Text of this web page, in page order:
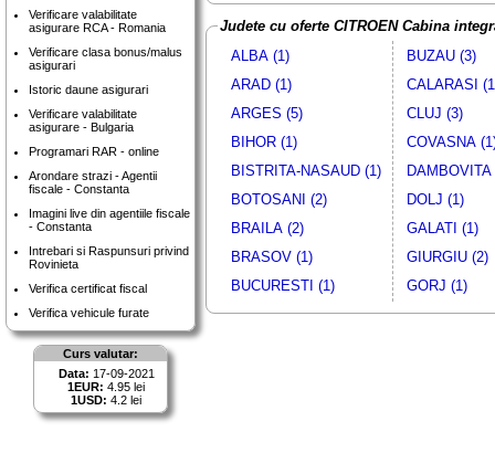
Verificare valabilitate
asigurare RCA - Romania
Verificare clasa bonus/malus
asigurari
Istoric daune asigurari
Verificare valabilitate
asigurare - Bulgaria
Programari RAR - online
Arondare strazi - Agentii
fiscale - Constanta
Imagini live din agentiile fiscale
- Constanta
Intrebari si Raspunsuri privind
Rovinieta
Verifica certificat fiscal
Verifica vehicule furate
Curs valutar:
Data: 17-09-2021
1EUR: 4.95 lei
1USD: 4.2 lei
Judete cu oferte CITROEN Cabina
ALBA (1)
ARAD (1)
ARGES (5)
BIHOR (1)
BISTRITA-NASAUD (1)
BOTOSANI (2)
BRAILA (2)
BRASOV (1)
BUCURESTI (1)
BUZAU (3)
CALARASI
CLUJ (3)
COVASNA
DAMBOVITA
DOLJ (1)
GALATI (1)
GIURGIU (2)
GORJ (1)